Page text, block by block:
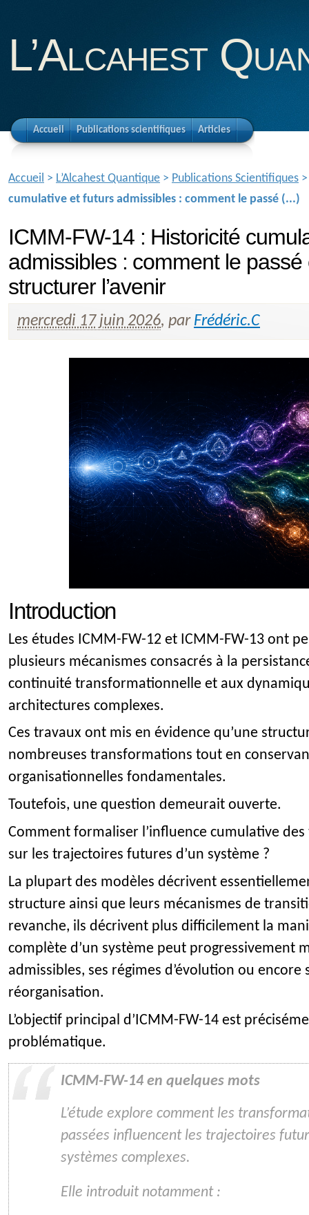
L’Alcahest
Accueil Publications scientifiques Articles
Accueil > L’Alcahest Quantique > Publications Scientifiques
cumulative et futurs admissibles : comment le passé (...)
ICMM-FW-14 : Historicité
admissibles : comment le
structurer l’avenir
mercredi 17 juin 2026, par Frédéric.C
Introduction
Les études ICMM-FW-12 et ICMM-FW-13 ont
plusieurs mécanismes consacrés à la
continuité transformationnelle et aux
architectures complexes.
Ces travaux ont mis en évidence qu’une
nombreuses transformations tout en
organisationnelles fondamentales.
Toutefois, une question demeurait ouverte.
Comment formaliser l’influence cumulative
sur les trajectoires futures d’un système ?
La plupart des modèles décrivent
structure ainsi que leurs mécanismes de
revanche, ils décrivent plus difficilement la
complète d’un système peut progressivement
admissibles, ses régimes d’évolution ou encore
réorganisation.
L’objectif principal d’ICMM-FW-14 est
problématique.
ICMM-FW-14 en quelques mots
L’étude explore comment les
passées influencent les trajectoires
systèmes complexes.
Elle introduit notamment :